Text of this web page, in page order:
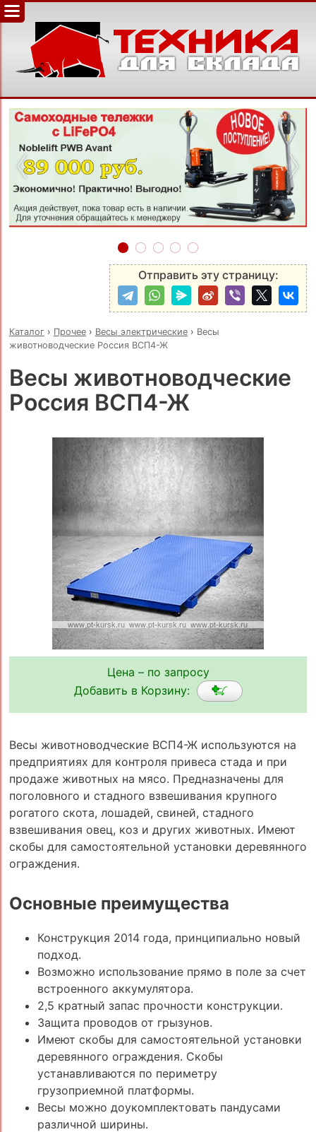
‹ ›
Отправить эту страницу:
Каталог› Прочее› Весы электрические› Весы
животноводческие Россия ВСП4-Ж
Весы животноводческие
Россия ВСП4-Ж
Цена – по запросу
Добавить в Корзину:
Весы животноводческие ВСП4-Ж используются на
предприятиях для контроля привеса стада и при
продаже животных на мясо. Предназначены для
поголовного и стадного взвешивания крупного
рогатого скота, лошадей, свиней, стадного
взвешивания овец, коз и других животных. Имеют
скобы для самостоятельной установки деревянного
ограждения.
Основные преимущества
Конструкция 2014 года, принципиально новый
подход.
Возможно использование прямо в поле за счет
встроенного аккумулятора.
2,5 кратный запас прочности конструкции.
Защита проводов от грызунов.
Имеют скобы для самостоятельной установки
деревянного ограждения. Скобы
устанавливаются по периметру
грузоприемной платформы.
Весы можно доукомплектовать пандусами
различной ширины.